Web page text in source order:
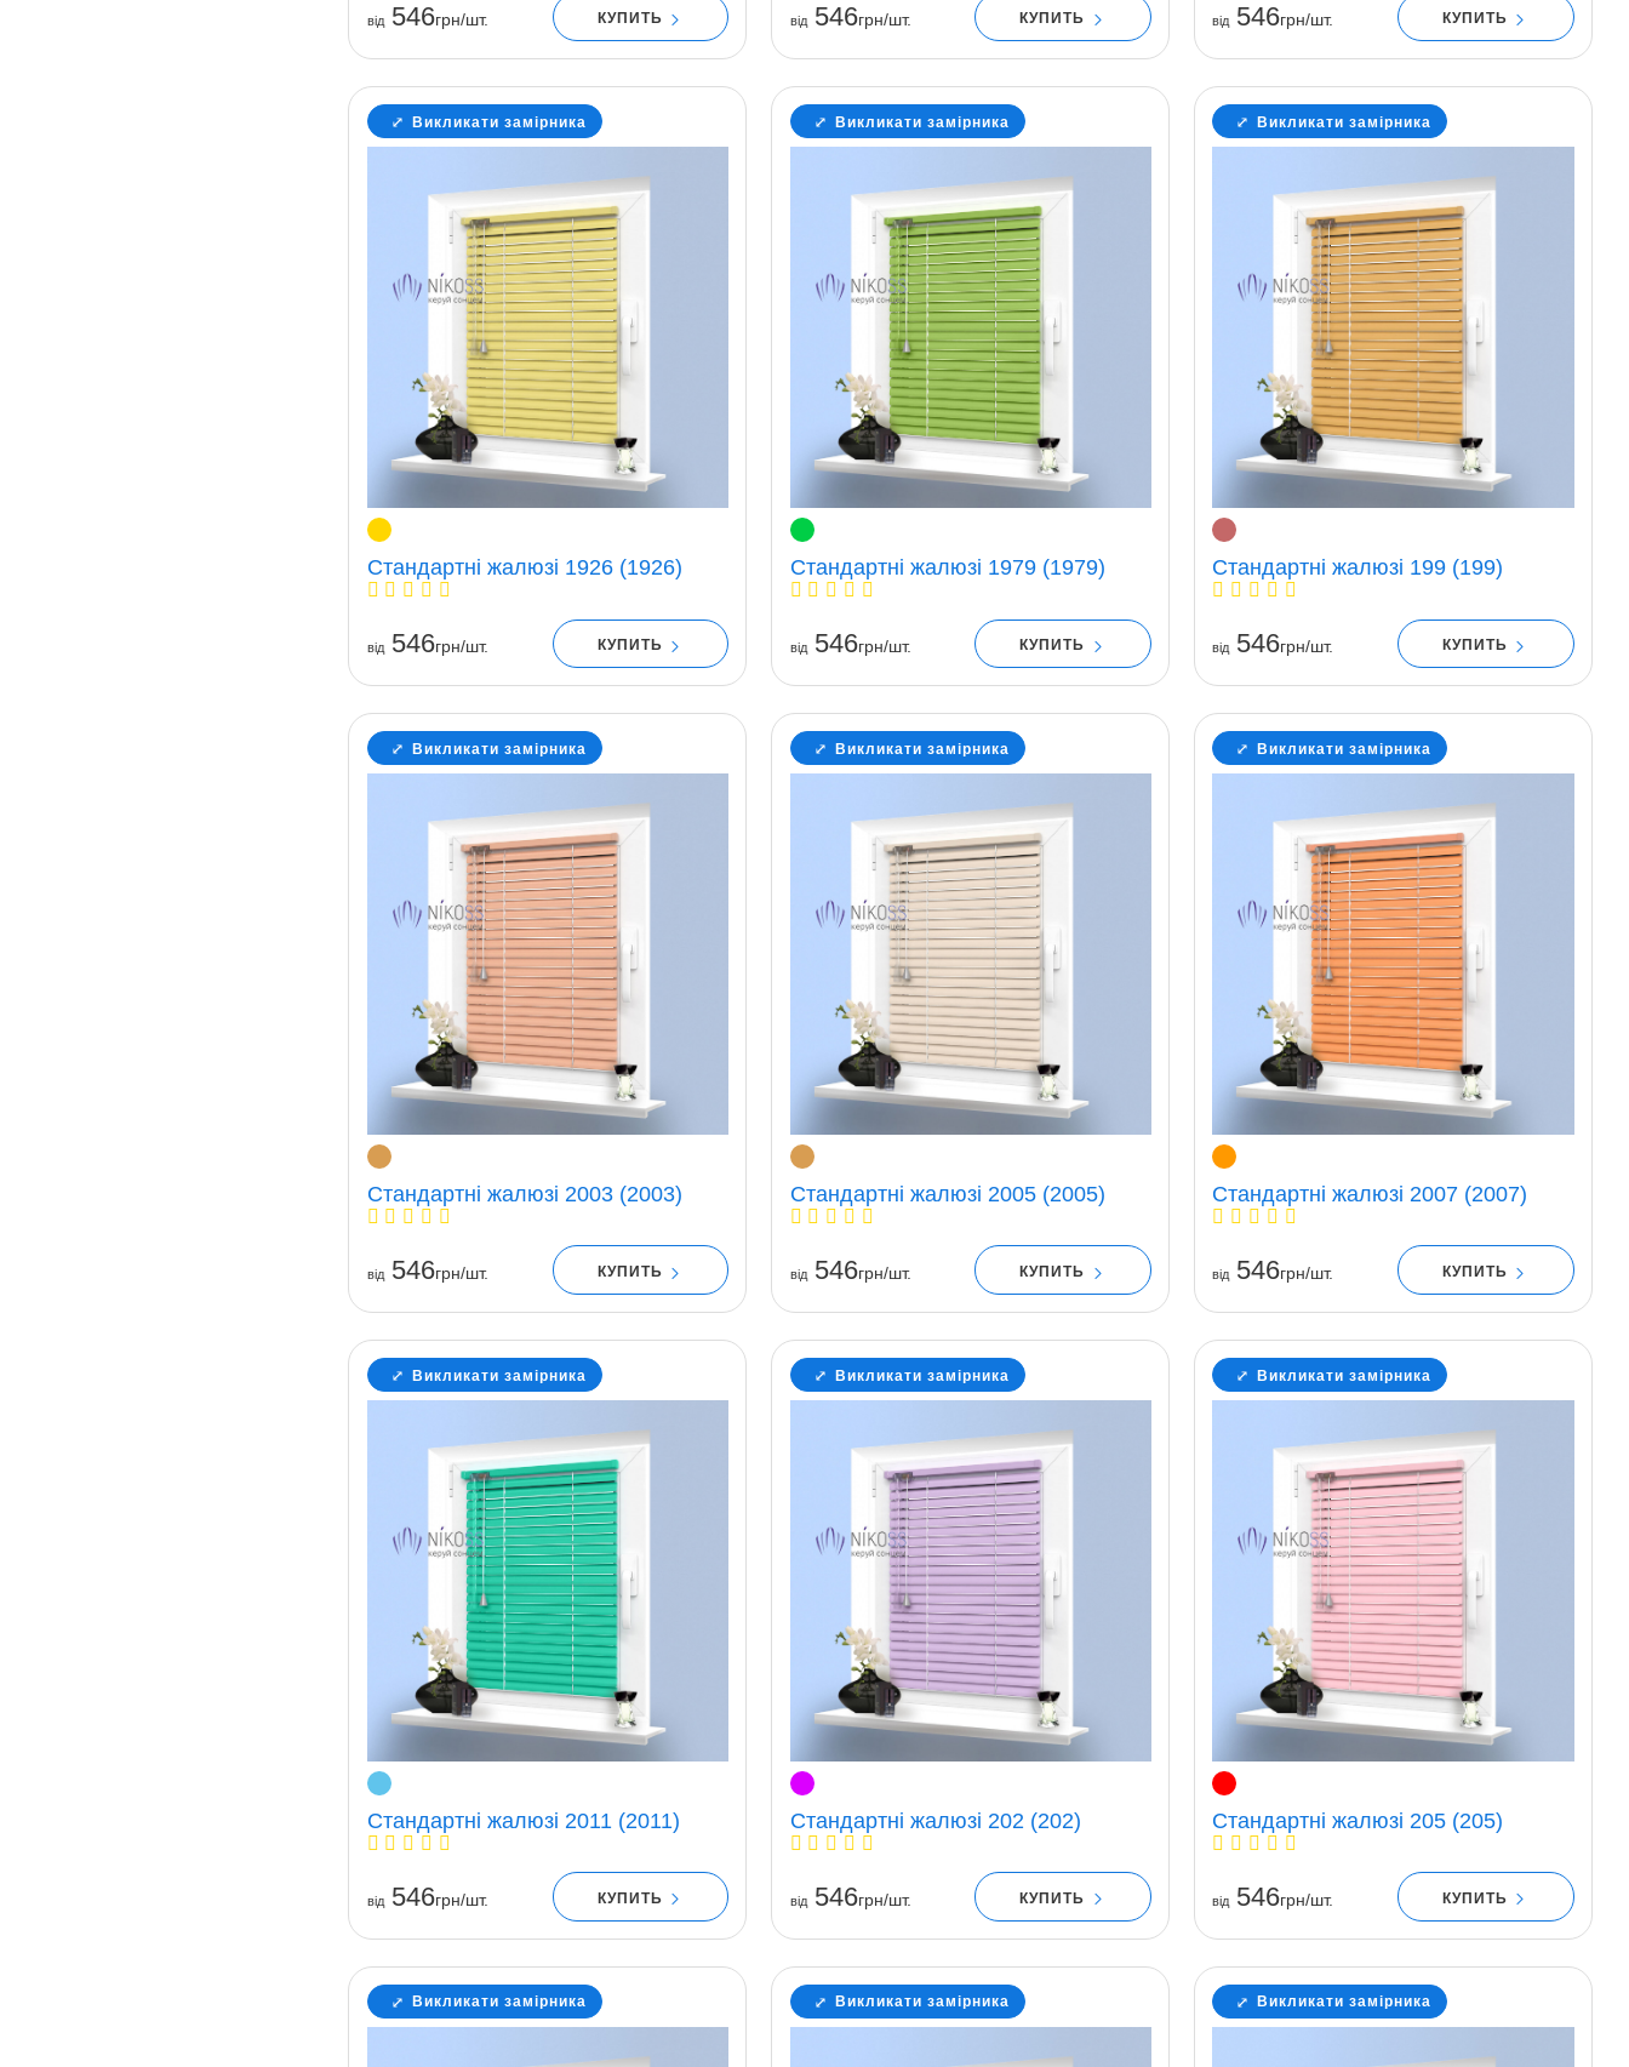
вiд546грн/шт. КУПИТЬ вiд546грн/шт. КУПИТЬ вiд546грн/шт. КУПИТЬ
Викликати замірника
Стандартні жалюзі 1926 (1926)
вiд546грн/шт. КУПИТЬ
Викликати замірника
Стандартні жалюзі 1979 (1979)
вiд546грн/шт. КУПИТЬ
Викликати замірника
Стандартні жалюзі 199 (199)
вiд546грн/шт. КУПИТЬ
Викликати замірника
Стандартні жалюзі 2003 (2003)
вiд546грн/шт. КУПИТЬ
Викликати замірника
Стандартні жалюзі 2005 (2005)
вiд546грн/шт. КУПИТЬ
Викликати замірника
Стандартні жалюзі 2007 (2007)
вiд546грн/шт. КУПИТЬ
Викликати замірника
Стандартні жалюзі 2011 (2011)
вiд546грн/шт. КУПИТЬ
Викликати замірника
Стандартні жалюзі 202 (202)
вiд546грн/шт. КУПИТЬ
Викликати замірника
Стандартні жалюзі 205 (205)
вiд546грн/шт. КУПИТЬ
Викликати замірника Викликати замірника Викликати замірника